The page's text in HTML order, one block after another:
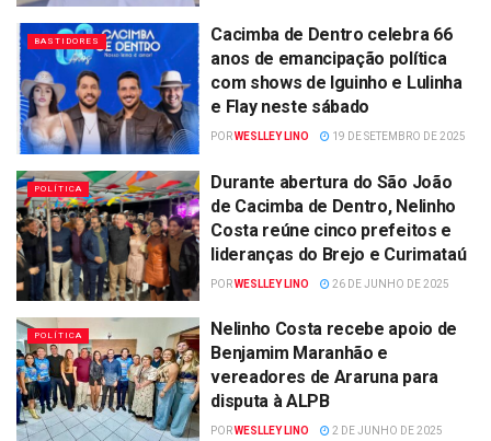
BASTIDORES
Cacimba de Dentro celebra 66
anos de emancipação política
com shows de Iguinho e Lulinha
e Flay neste sábado
PORWESLLEY LINO 19 DE SETEMBRO DE 2025
POLÍTICA
Durante abertura do São João
de Cacimba de Dentro, Nelinho
Costa reúne cinco prefeitos e
lideranças do Brejo e Curimataú
PORWESLLEY LINO 26 DE JUNHO DE 2025
POLÍTICA
Nelinho Costa recebe apoio de
Benjamim Maranhão e
vereadores de Araruna para
disputa à ALPB
PORWESLLEY LINO 2 DE JUNHO DE 2025